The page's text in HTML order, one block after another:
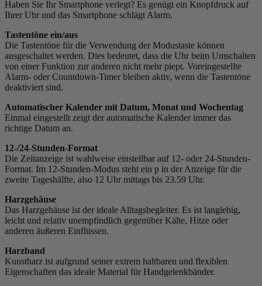
Haben Sie Ihr Smartphone verlegt? Es genügt ein Knopfdruck auf
Ihrer Uhr und das Smartphone schlägt Alarm.
Tastentöne ein/aus
Die Tastentöne für die Verwendung der Modustaste können
ausgeschaltet werden. Dies bedeutet, dass die Uhr beim Umschalten
von einer Funktion zur anderen nicht mehr piept. Voreingestellte
Alarm- oder Countdown-Timer bleiben aktiv, wenn die Tastentöne
deaktiviert sind.
Automatischer Kalender mit Datum, Monat und Wochentag
Einmal eingestellt zeigt der automatische Kalender immer das
richtige Datum an.
12-/24-Stunden-Format
Die Zeitanzeige ist wahlweise einstellbar auf 12- oder 24-Stunden-
Format. Im 12-Stunden-Modus steht ein p in der Anzeige für die
zweite Tageshälfte, also 12 Uhr mittags bis 23.59 Uhr.
Harzgehäuse
Das Harzgehäuse ist der ideale Alltagsbegleiter. Es ist langlebig,
leicht und relativ unempfindlich gegenüber Kälte, Hitze oder
anderen äußeren Einflüssen.
Harzband
Kunstharz ist aufgrund seiner extrem haltbaren und flexiblen
Eigenschaften das ideale Material für Handgelenkbänder.